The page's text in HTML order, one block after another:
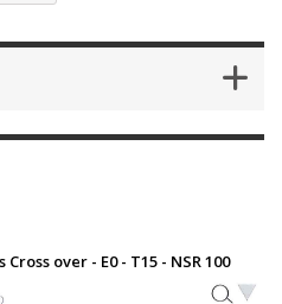
Cross over - E0 - T15 - NSR 100